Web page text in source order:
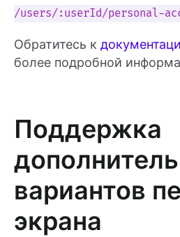
/users/:userId/personal-
Обратитесь к
более подробной
Поддержка
вариантов
экрана